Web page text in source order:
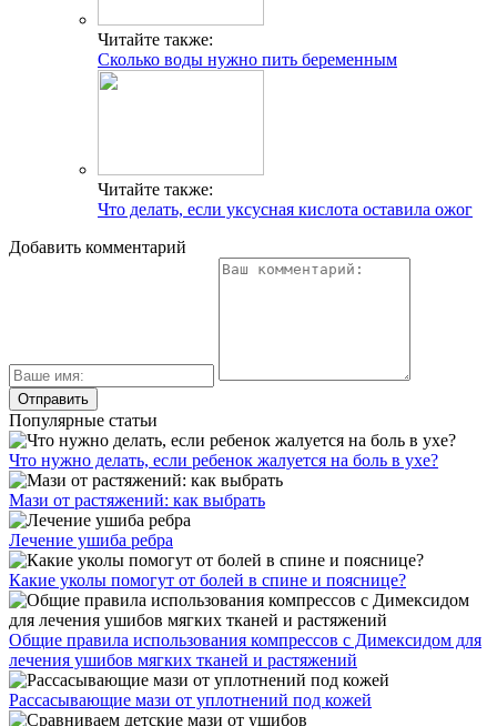
Читайте также:
Сколько воды нужно пить беременным
Читайте также:
Что делать, если уксусная кислота оставила ожог
Добавить комментарий
Популярные статьи
Что нужно делать, если ребенок жалуется на боль в ухе?
Мази от растяжений: как выбрать
Лечение ушиба ребра
Какие уколы помогут от болей в спине и пояснице?
Общие правила использования компрессов с Димексидом для
лечения ушибов мягких тканей и растяжений
Рассасывающие мази от уплотнений под кожей